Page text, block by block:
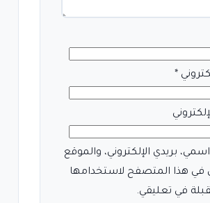
*
بريدي الإلكتروني، والموقع
في هذا المتصفح لاستخدامها
في تعليقي.